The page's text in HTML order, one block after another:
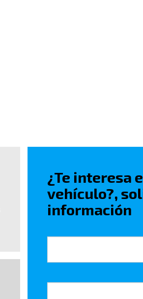
¿Te interesa
vehículo?,
información